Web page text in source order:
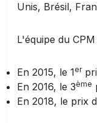
Unis, Brésil,
L'équipe du
En 2015, le 1er
En 2016, le 3ème
En 2018, le prix